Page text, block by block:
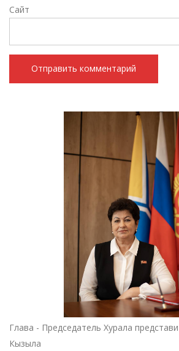
Сайт
Глава - Председатель Хурала
Кызыла